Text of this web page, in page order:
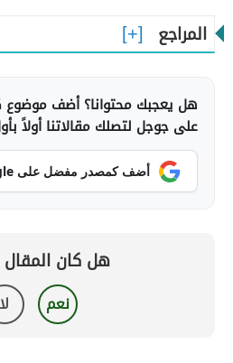
المراجع
هل يعجبك محتوانا؟ أضف
على جوجل لتصلك مقالاتنا أولاً
أضف كمصدر مفضل على Google
هل كان المقال
نعم لا